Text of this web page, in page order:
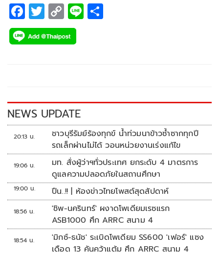
F
ac
e
k
T
wi
tt
C
o
p
k
Li
NEWS UPDATE
20:13 น.
ชาวบุรีรัมย์ร้องทุกข์ น้ำท่วมนาข้าวซ้ำซากทุกปี
รถเล็กผ่านไม่ได้ วอนหน่วยงานเร่งแก้ไข
19:06 น.
มท. สั่งผู้ว่าฯทั่วประเทศ ยกระดับ 4 มาตรการ
ดูแลความปลอดภัยในสถานศึกษา
19:00 น. ปืน..!! | ห้องข่าวไทยโพสต์สุดสัปดาห์
18:56 น.
'ชิพ-นครินทร์' ผงาดโพเดียมเรซแรก
ASB1000 ศึก ARRC สนาม 4
18:54 น.
'มิกซ์-ธนัช' ระเบิดโพเดียม SS600 'เฟอร์' แซง
เดือด 13 คันคว้าแต้ม ศึก ARRC สนาม 4